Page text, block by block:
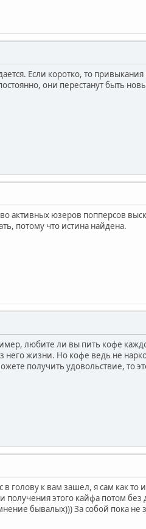
Если коротко, то
они перестанут быть
активных юзеров попперсов
потому что истина найдена.
любите ли вы пить кофе
него жизни. Но кофе ведь не
получить удовольствие, то
голову к вам зашел, я сам как
этого кайфа потом
бывалых))) За собой пока не